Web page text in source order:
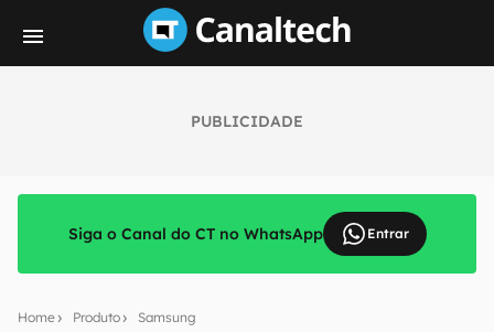
PUBLICIDADE
Siga o Canal do CT no WhatsApp Entrar
Home Produto Samsung